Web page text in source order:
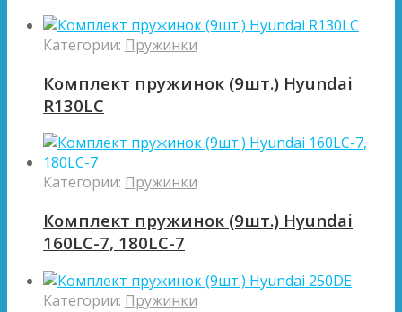
Категории: Пружинки
Комплект пружинок (9шт.) Hyundai
R130LC
Категории: Пружинки
Комплект пружинок (9шт.) Hyundai
160LC-7, 180LC-7
Категории: Пружинки